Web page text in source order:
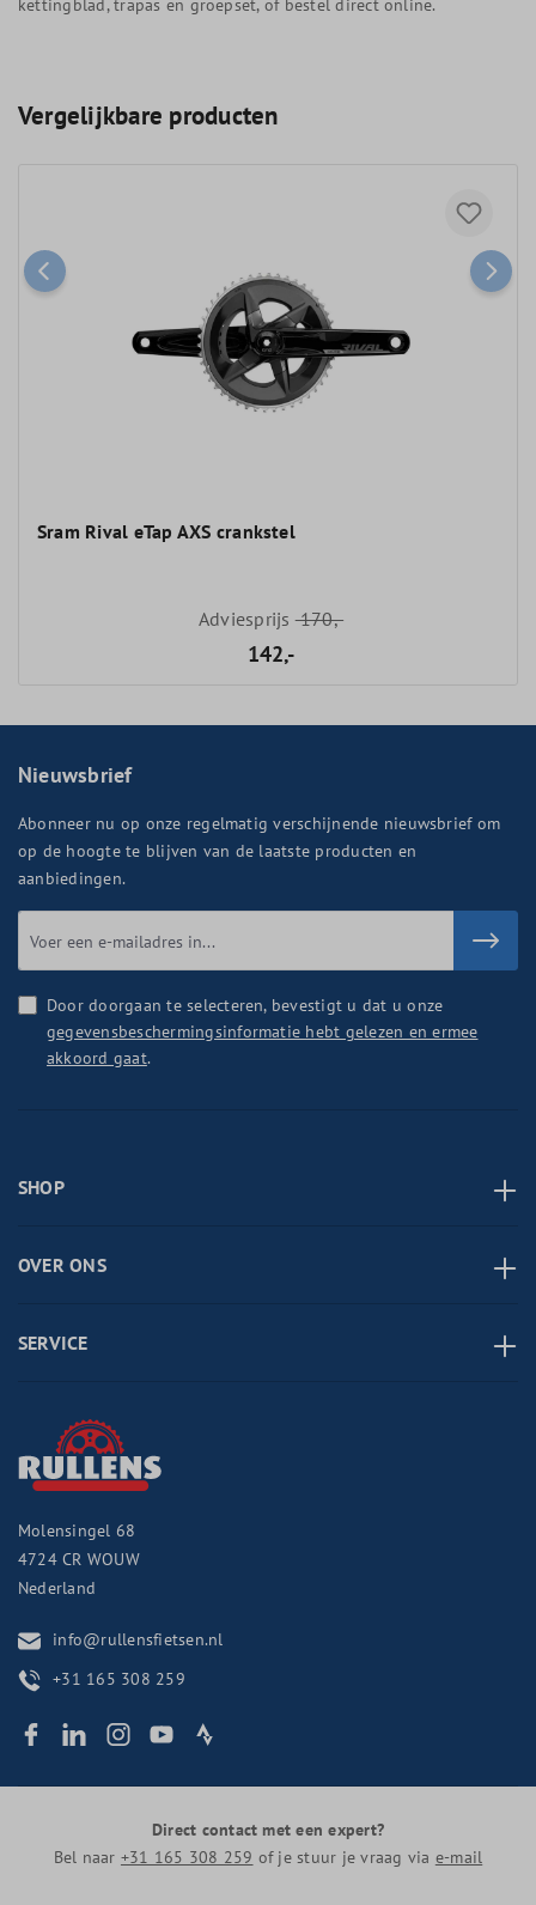
Vergelijkbare producten
Sram Rival eTap AXS crankstel
Adviesprijs170,-
142,-
Nieuwsbrief
Abonneer nu op onze regelmatig verschijnende nieuwsbrief om
op de hoogte te blijven van de laatste producten en
aanbiedingen.
Door doorgaan te selecteren, bevestigt u dat u onze
gegevensbeschermingsinformatie hebt gelezen en ermee
akkoord gaat.
SHOP
OVER ONS
SERVICE
Molensingel 68
4724 CR WOUW
Nederland
info@rullensfietsen.nl
+31 165 308 259
Direct contact met een expert?
Bel naar +31 165 308 259 of je stuur je vraag via e-mail